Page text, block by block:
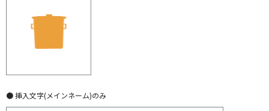
● 挿入文字(メインネーム)のみ